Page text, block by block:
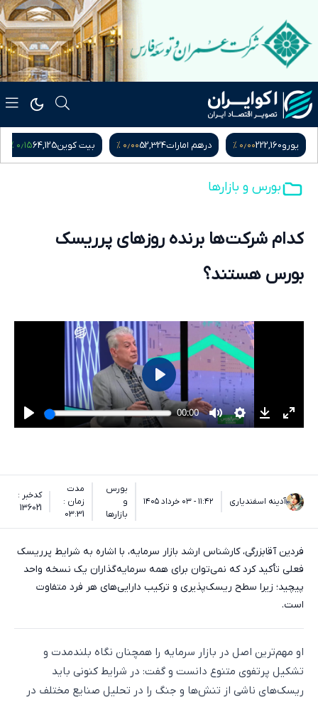
یورو222,160۰٫۰۰ % درهم امارات52,324۰٫۰۰ % بیت کوین64,125۰٫۱۵ %
بورس و بازارها
کدام شرکت‌ها برنده روزهای پرریسک
بورس هستند؟
آدینه اسفندیاری ۱۱:۴۲ - ۰۳ خرداد ۱۴۰۵
بورس
و
بازارها
مدت
زمان :
03:31
کدخبر :
136021
فردین آقابزرگی، کارشناس ارشد بازار سرمایه، با اشاره به شرایط پرریسک
فعلی تأکید کرد که نمی‌توان برای همه سرمایه‌گذاران یک نسخه واحد
پیچید؛ زیرا سطح ریسک‌پذیری و ترکیب دارایی‌های هر فرد متفاوت
است.
او مهم‌ترین اصل در بازار سرمایه را همچنان نگاه بلندمدت و
تشکیل پرتفوی متنوع دانست و گفت: در شرایط کنونی باید
ریسک‌های ناشی از تنش‌ها و جنگ را در تحلیل صنایع مختلف در